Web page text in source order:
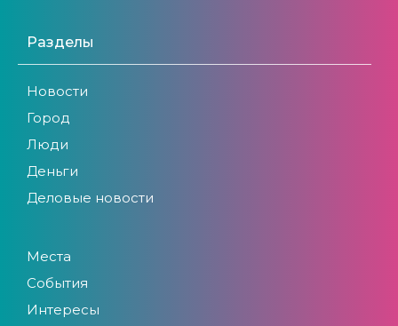
Разделы
Новости
Город
Люди
Деньги
Деловые новости
Места
События
Интересы